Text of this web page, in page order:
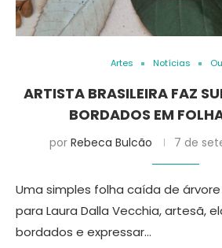
Artes Notícias
ARTISTA BRASILEIRA FAZ
BORDADOS EM
por Rebeca Bulcão 7 de
Uma simples folha caída de
para Laura Dalla Vecchia, artesã,
bordados e expressar…